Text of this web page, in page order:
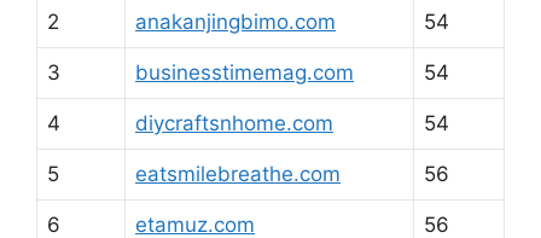
2 anakanjingbimo.com 54
3 businesstimemag.com 54
4 diycraftsnhome.com 54
5 eatsmilebreathe.com 56
6 etamuz.com 56